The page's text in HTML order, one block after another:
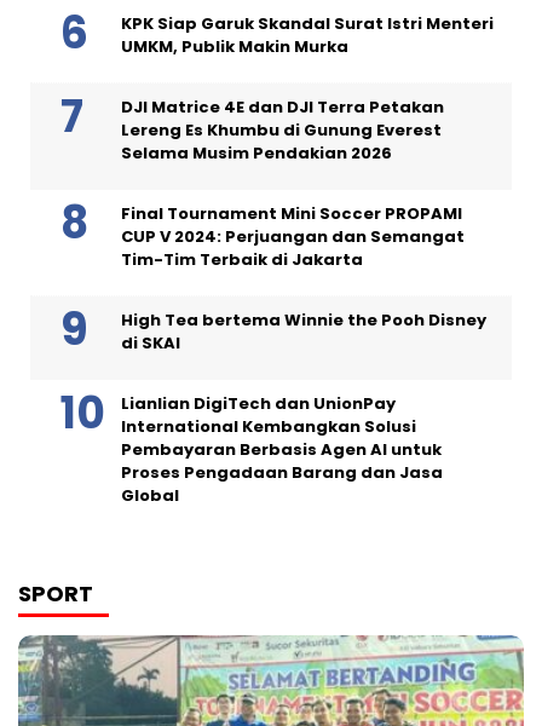
KPK Siap Garuk Skandal Surat Istri Menteri
UMKM, Publik Makin Murka
DJI Matrice 4E dan DJI Terra Petakan
Lereng Es Khumbu di Gunung Everest
Selama Musim Pendakian 2026
Final Tournament Mini Soccer PROPAMI
CUP V 2024: Perjuangan dan Semangat
Tim-Tim Terbaik di Jakarta
High Tea bertema Winnie the Pooh Disney
di SKAI
Lianlian DigiTech dan UnionPay
International Kembangkan Solusi
Pembayaran Berbasis Agen AI untuk
Proses Pengadaan Barang dan Jasa
Global
SPORT